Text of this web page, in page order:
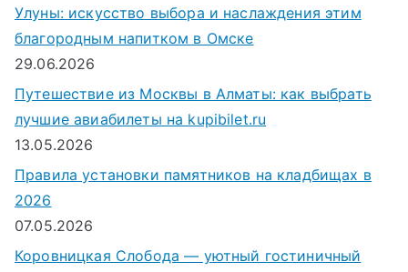
Улуны: искусство выбора и наслаждения этим
благородным напитком в Омске
29.06.2026
Путешествие из Москвы в Алматы: как выбрать
лучшие авиабилеты на kupibilet.ru
13.05.2026
Правила установки памятников на кладбищах в
2026
07.05.2026
Коровницкая Слобода — уютный гостиничный